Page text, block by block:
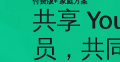
共享
员，共